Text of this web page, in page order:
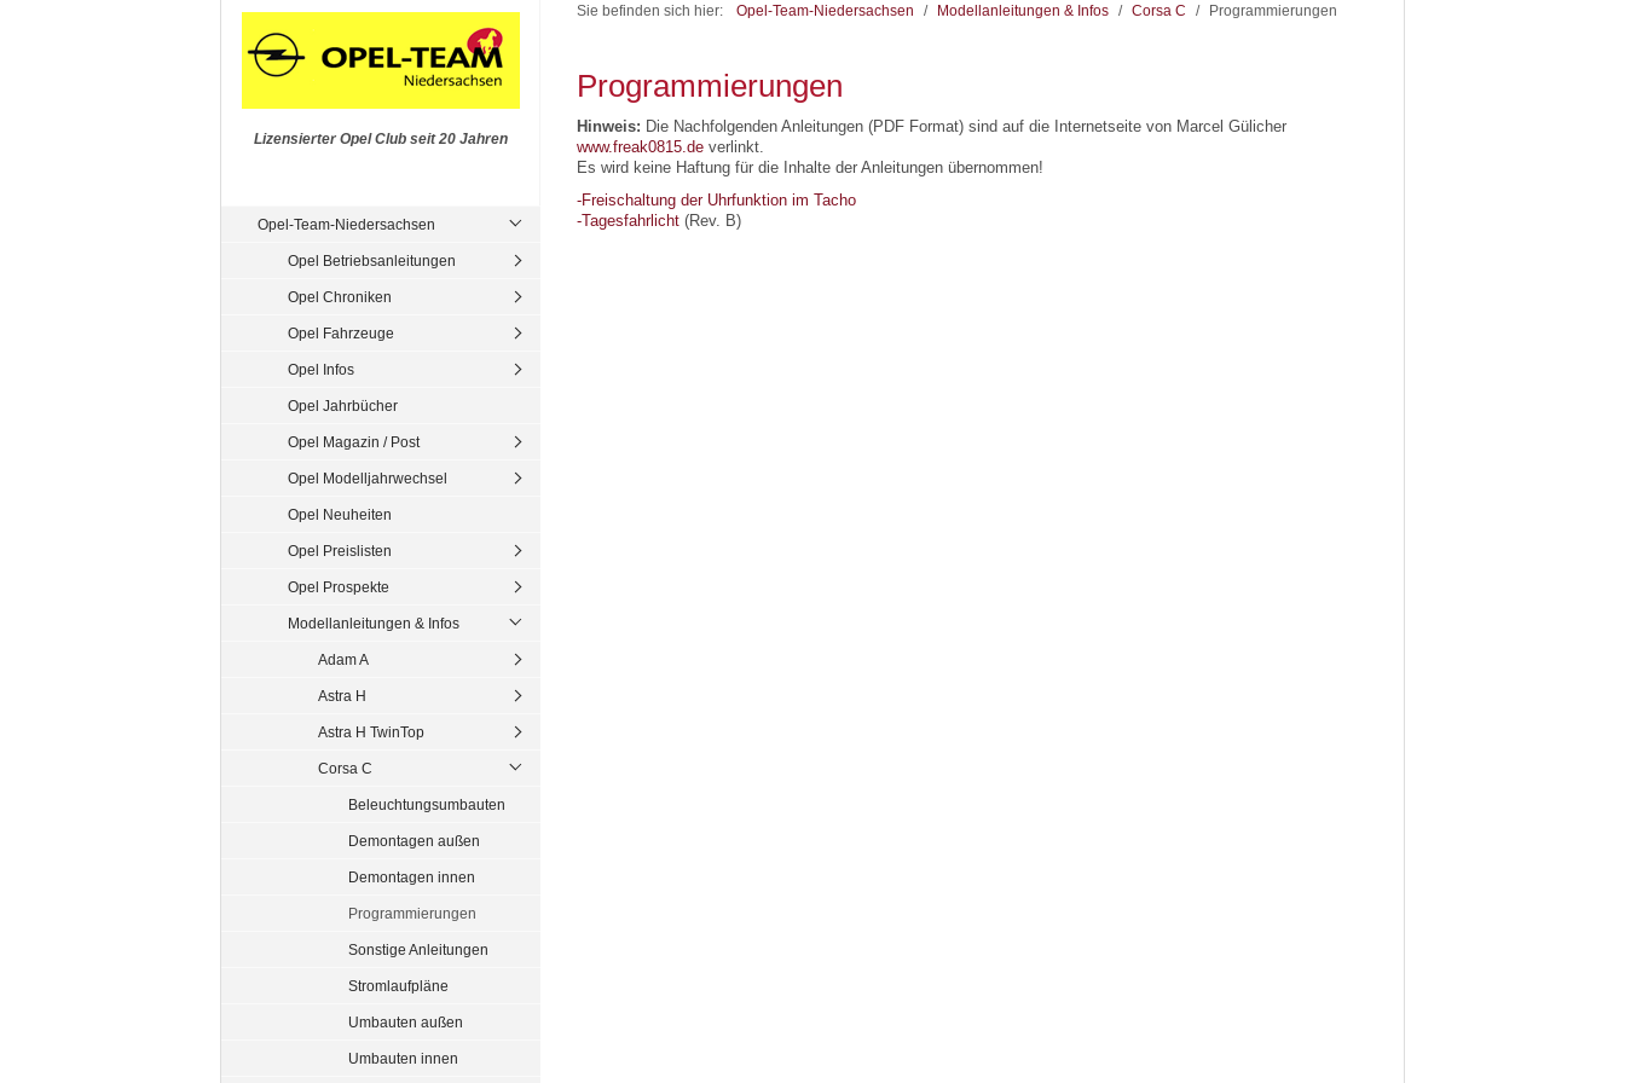
Lizensierter Opel Club seit 20 Jahren
Opel-Team-Niedersachsen
Opel Betriebsanleitungen
Opel Chroniken
Opel Fahrzeuge
Opel Infos
Opel Jahrbücher
Opel Magazin / Post
Opel Modelljahrwechsel
Opel Neuheiten
Opel Preislisten
Opel Prospekte
Modellanleitungen & Infos
Adam A
Astra H
Astra H TwinTop
Corsa C
Beleuchtungsumbauten
Demontagen außen
Demontagen innen
Programmierungen
Sonstige Anleitungen
Stromlaufpläne
Umbauten außen
Umbauten innen
Sie befinden sich hier: Opel-Team-Niedersachsen / Modellanleitungen & Infos / Corsa C / Programmierungen
Programmierungen
Hinweis: Die Nachfolgenden Anleitungen (PDF Format) sind auf die Internetseite von Marcel Gülicher
www.freak0815.de verlinkt.
Es wird keine Haftung für die Inhalte der Anleitungen übernommen!
-Freischaltung der Uhrfunktion im Tacho
-Tagesfahrlicht (Rev. B)